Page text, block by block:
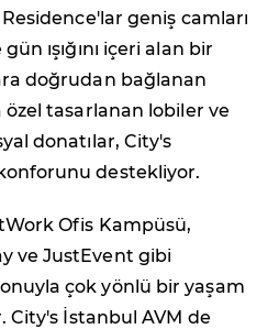
geniş camları
ışığını içeri alan bir
doğrudan bağlanan
tasarlanan lobiler ve
donatılar, City's
destekliyor.
Ofis Kampüsü,
ve JustEvent gibi
çok yönlü bir yaşam
City's İstanbul AVM de